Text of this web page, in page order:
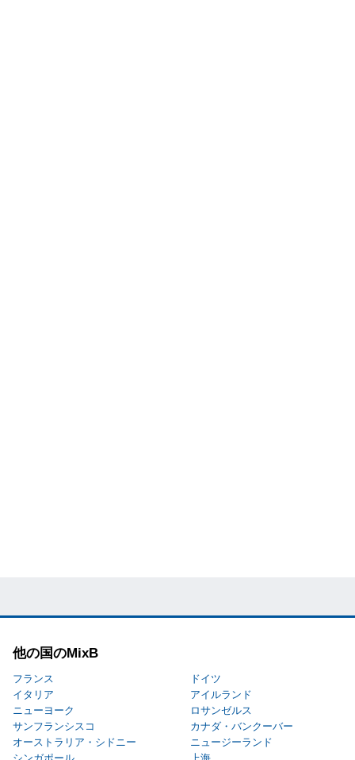
他の国のMixB
フランス
ドイツ
イタリア
アイルランド
ニューヨーク
ロサンゼルス
サンフランシスコ
カナダ・バンクーバー
オーストラリア・シドニー
ニュージーランド